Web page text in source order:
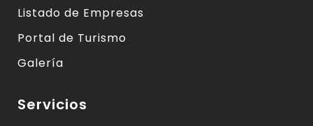
Listado de Empresas
Portal de Turismo
Galería
Servicios